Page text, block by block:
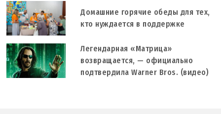
Домашние горячие обеды для тех,
кто нуждается в поддержке
Легендарная «Матрица»
возвращается, — официально
подтвердила Warner Bros. (видео)